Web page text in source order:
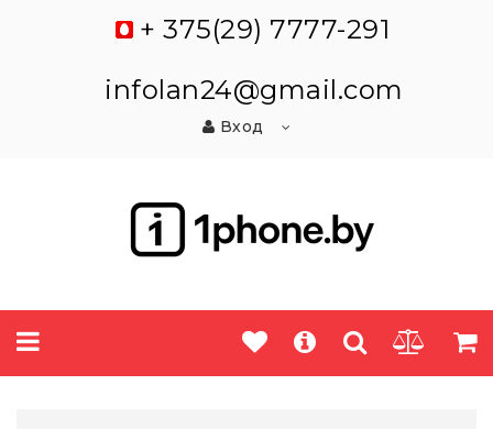
+ 375(29) 7777-291
infolan24@gmail.com
Вход